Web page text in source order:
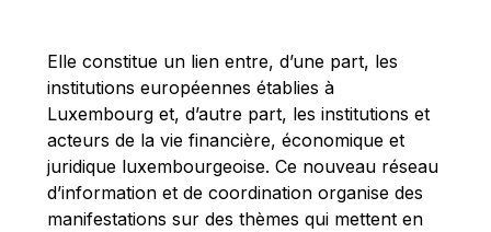
Michael Sohlman
Michel Goedert
Mireille Delmas-Marty
Nobuo Tanaka
Otmar Issing
Elle constitue un lien entre, d’une part, les
institutions européennes établies à
Luxembourg et, d’autre part, les institutions et
acteurs de la vie financière, économique et
juridique luxembourgeoise. Ce nouveau réseau
d’information et de coordination organise des
manifestations sur des thèmes qui mettent en